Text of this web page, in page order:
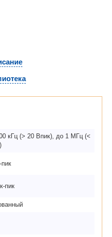
кГц (> 20 Впик), до 1 МГц (<
пик